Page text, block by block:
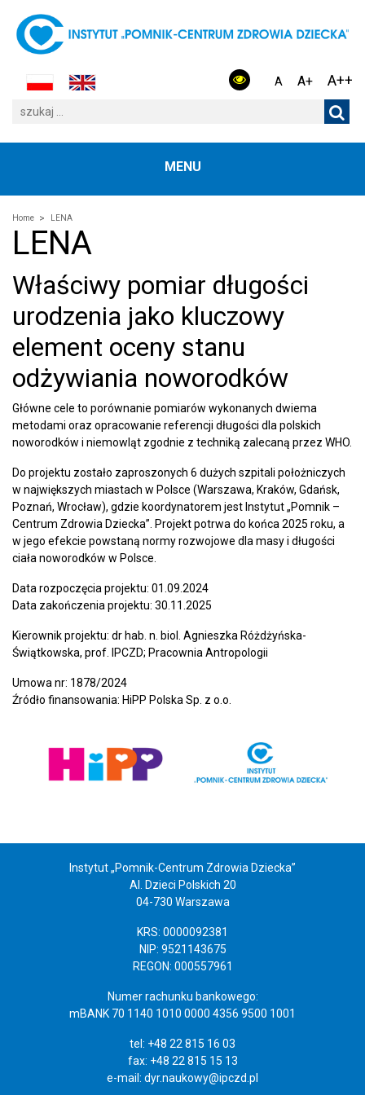
A A+ A++
MENU
Home LENA
LENA
Właściwy pomiar długości
urodzenia jako kluczowy
element oceny stanu
odżywiania noworodków
Główne cele to porównanie pomiarów wykonanych dwiema
metodami oraz opracowanie referencji długości dla polskich
noworodków i niemowląt zgodnie z techniką zalecaną przez WHO.
Do projektu zostało zaproszonych 6 dużych szpitali położniczych
w największych miastach w Polsce (Warszawa, Kraków, Gdańsk,
Poznań, Wrocław), gdzie koordynatorem jest Instytut „Pomnik –
Centrum Zdrowia Dziecka”. Projekt potrwa do końca 2025 roku, a
w jego efekcie powstaną normy rozwojowe dla masy i długości
ciała noworodków w Polsce.
Data rozpoczęcia projektu: 01.09.2024
Data zakończenia projektu: 30.11.2025
Kierownik projektu: dr hab. n. biol. Agnieszka Różdżyńska-
Świątkowska, prof. IPCZD; Pracownia Antropologii
Umowa nr: 1878/2024
Źródło finansowania: HiPP Polska Sp. z o.o.
Instytut „Pomnik-Centrum Zdrowia Dziecka”
Al. Dzieci Polskich 20
04-730 Warszawa
KRS: 0000092381
NIP: 9521143675
REGON: 000557961
Numer rachunku bankowego:
mBANK 70 1140 1010 0000 4356 9500 1001
tel: +48 22 815 16 03
fax: +48 22 815 15 13
e-mail: dyr.naukowy@ipczd.pl